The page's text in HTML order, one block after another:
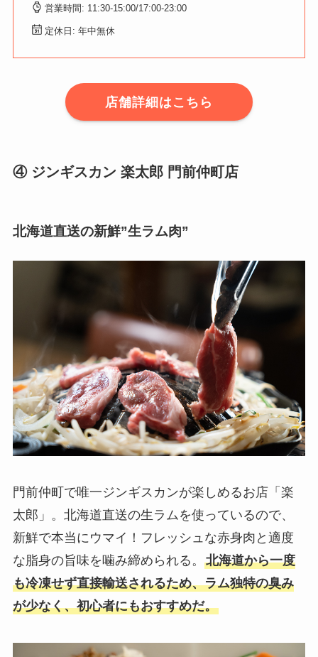
営業時間: 11:30-15:00/17:00-23:00
定休日: 年中無休
店舗詳細はこちら
④ ジンギスカン 楽太郎 門前仲町店
北海道直送の新鮮”生ラム肉”
門前仲町で唯一ジンギスカンが楽しめるお店「楽
太郎」。北海道直送の生ラムを使っているので、
新鮮で本当にウマイ！フレッシュな赤身肉と適度
な脂身の旨味を噛み締められる。 北海道から一度
も冷凍せず直接輸送されるため、ラム独特の臭み
が少なく、初心者にもおすすめだ。